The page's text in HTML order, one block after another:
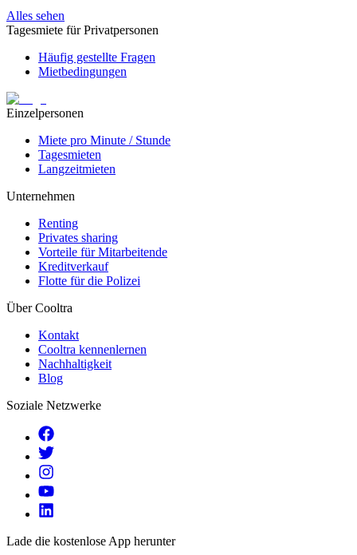
Alles sehen
Tagesmiete für Privatpersonen
Häufig gestellte Fragen
Mietbedingungen
Einzelpersonen
Miete pro Minute / Stunde
Tagesmieten
Langzeitmieten
Unternehmen
Renting
Privates sharing
Vorteile für Mitarbeitende
Kreditverkauf
Flotte für die Polizei
Über Cooltra
Kontakt
Cooltra kennenlernen
Nachhaltigkeit
Blog
Soziale Netzwerke
Lade die kostenlose App herunter